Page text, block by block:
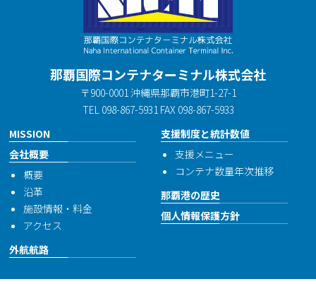
那覇国際コンテナターミナル株式会社
〒900-0001 沖縄県那覇市港町1-27-1
TEL 098-867-5931 FAX 098-867-5933
MISSION
会社概要
概要
沿革
施設情報・料金
アクセス
外航航路
支援制度と統計数値
支援メニュー
コンテナ数量年次推移
那覇港の歴史
個人情報保護方針